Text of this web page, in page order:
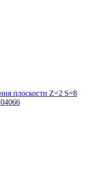
плоскости Z=2 S=8